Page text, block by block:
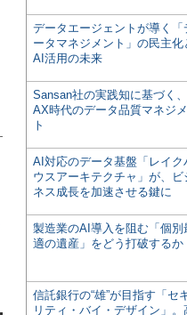
データエージェントが導く「
ータマネジメント」の民主化
AI活用の未来
Sansan社の実践知に基づく、
AX時代のデータ品質マネジ
ト
AI対応のデータ基盤「レイク
ウスアーキテクチャ」が、ビ
ネス成長を加速させる鍵に
製造業のAI導入を阻む「個別
適の遺産」をどう打破するか
信託銀行の“雄”が目指す「セ
リティ・バイ・デザイン」。